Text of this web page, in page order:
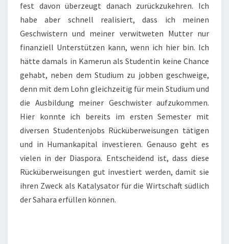
fest davon überzeugt danach zurückzukehren. Ich
habe aber schnell realisiert, dass ich meinen
Geschwistern und meiner verwitweten Mutter nur
finanziell Unterstützen kann, wenn ich hier bin. Ich
hätte damals in Kamerun als Studentin keine Chance
gehabt, neben dem Studium zu jobben geschweige,
denn mit dem Lohn gleichzeitig für mein Studium und
die Ausbildung meiner Geschwister aufzukommen.
Hier konnte ich bereits im ersten Semester mit
diversen Studentenjobs Rücküberweisungen tätigen
und in Humankapital investieren. Genauso geht es
vielen in der Diaspora. Entscheidend ist, dass diese
Rücküberweisungen gut investiert werden, damit sie
ihren Zweck als Katalysator für die Wirtschaft südlich
der Sahara erfüllen können.